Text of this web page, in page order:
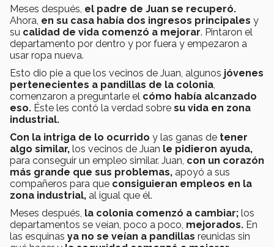
Meses después, el padre de Juan se recuperó.
Ahora, en su casa había dos ingresos principales y
su calidad de vida comenzó a mejorar. Pintaron el
departamento por dentro y por fuera y empezaron a
usar ropa nueva.
Esto dio pie a que los vecinos de Juan, algunos jóvenes
pertenecientes a pandillas de la colonia
comenzaron a preguntarle el cómo había alcanzado
eso. Éste les contó la verdad sobre su vida en zona
industrial.
Con la intriga de lo ocurrido y las ganas de tener
algo similar, los vecinos de Juan le pidieron ayuda,
para conseguir un empleo similar. Juan, con un corazón
más grande que sus problemas, apoyó a sus
compañeros para que consiguieran empleos en la
zona industrial, al igual que él.
Meses después, la colonia comenzó a cambiar; los
departamentos se veían, poco a poco, mejorados. En
las esquinas ya no se veían a pandillas reunidas sin